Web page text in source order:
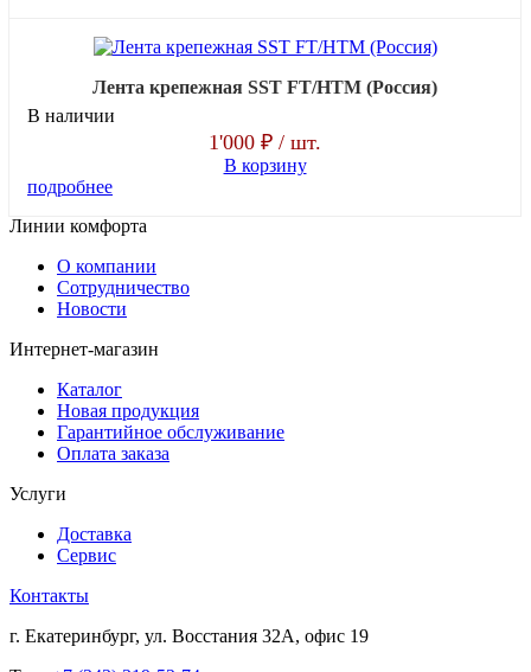
Лента крепежная SST FT/HTM (Россия)
В наличии
1'000 ₽ / шт.
В корзину
подробнее
Линии комфорта
О компании
Сотрудничество
Новости
Интернет-магазин
Каталог
Новая продукция
Гарантийное обслуживание
Оплата заказа
Услуги
Доставка
Сервис
Контакты
г. Екатеринбург, ул. Восстания 32А, офис 19